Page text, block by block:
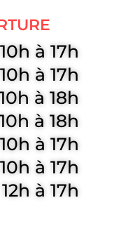
10h à 17h
10h à 17h
10h à 18h
10h à 18h
10h à 17h
10h à 17h
12h à 17h